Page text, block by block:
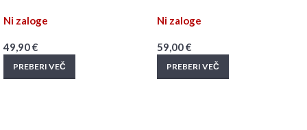
Ni zaloge
49,90€
PREBERI VEČ
Ni zaloge
59,00€
PREBERI VEČ